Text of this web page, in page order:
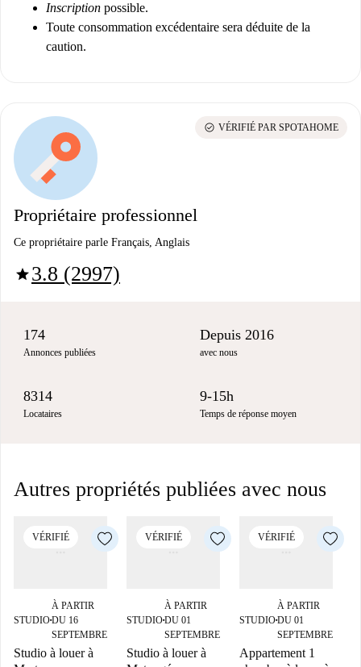
Inscription possible.
Toute consommation excédentaire sera déduite de la
caution.
Propriétaire professionnel
Ce propriétaire parle Français, Anglais
star3.8 (2997)
check_circle VÉRIFIÉ PAR SPOTAHOME
174
Annonces publiées
Depuis 2016
avec nous
8314
Locataires
9-15h
Temps de réponse moyen
Autres propriétés publiées avec nous
VÉRIFIÉ
STUDIO■
À PARTIR
DU 16
SEPTEMBRE
Studio à louer à
VÉRIFIÉ
STUDIO■
À PARTIR
DU 01
SEPTEMBRE
Studio à louer à
VÉRIFIÉ
STUDIO■
À PARTIR
DU 01
SEPTEMBRE
Appartement 1